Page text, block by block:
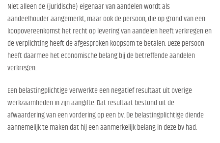
Niet alleen de (juridische) eigenaar van aandelen wordt als
aandeelhouder aangemerkt, maar ook de persoon, die op grond van een
koopovereenkomst het recht op levering van aandelen heeft verkregen en
de verplichting heeft de afgesproken koopsom te betalen. Deze persoon
heeft daarmee het economische belang bij de betreffende aandelen
verkregen.
Een belastingplichtige verwerkte een negatief resultaat uit overige
werkzaamheden in zijn aangifte. Dat resultaat bestond uit de
afwaardering van een vordering op een bv. De belastingplichtige diende
aannemelijk te maken dat hij een aanmerkelijk belang in deze bv had.